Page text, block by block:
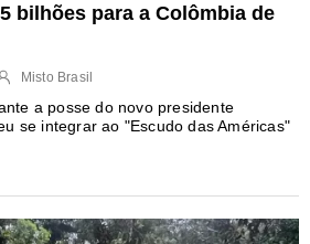
bilhões para a Colômbia de
Misto Brasil
a posse do novo presidente
se integrar ao "Escudo das Américas"